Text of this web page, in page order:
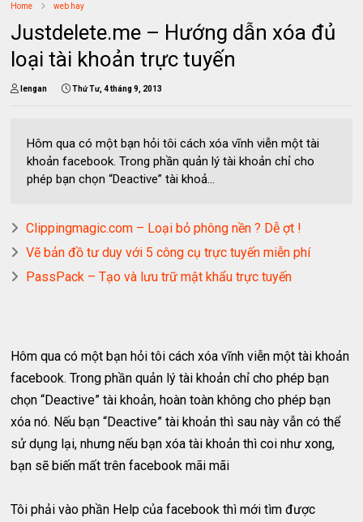
Home web hay
Justdelete.me – Hướng dẫn xóa đủ
loại tài khoản trực tuyến
lengan Thứ Tư, 4 tháng 9, 2013
Hôm qua có một bạn hỏi tôi cách xóa vĩnh viễn một tài
khoản facebook. Trong phần quản lý tài khoản chỉ cho
phép bạn chọn “Deactive” tài khoả...
Clippingmagic.com – Loại bỏ phông nền ? Dễ ợt !
Vẽ bản đồ tư duy với 5 công cụ trực tuyến miễn phí
PassPack – Tạo và lưu trữ mật khẩu trực tuyến
Hôm qua có một bạn hỏi tôi cách xóa vĩnh viễn một tài khoản
facebook. Trong phần quản lý tài khoản chỉ cho phép bạn
chọn “Deactive” tài khoản, hoàn toàn không cho phép bạn
xóa nó. Nếu bạn “Deactive” tài khoản thì sau này vẫn có thể
sử dụng lại, nhưng nếu bạn xóa tài khoản thì coi như xong,
bạn sẽ biến mất trên facebook mãi mãi
Tôi phải vào phần Help của facebook thì mới tìm được